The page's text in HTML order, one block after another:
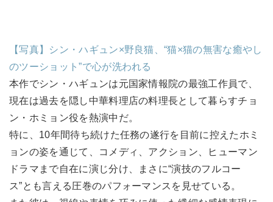
【写真】シン・ハギュン×野良猫、“猫×猫の無害な癒やし
のツーショット”で心が洗われる
本作でシン・ハギュンは元国家情報院の最強工作員で、
現在は過去を隠し中華料理店の料理長として暮らすチョ
ン・ホミョン役を熱演中だ。
特に、10年間待ち続けた任務の遂行を目前に控えたホミ
ョンの姿を通じて、コメディ、アクション、ヒューマン
ドラマまで自在に演じ分け、まさに“演技のフルコー
ス”とも言える圧巻のパフォーマンスを見せている。